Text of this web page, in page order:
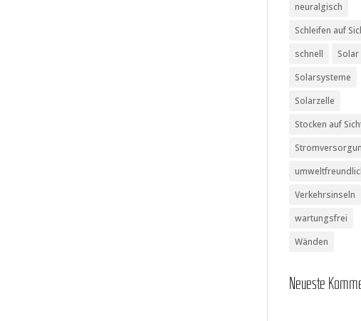
neuralgisch
Schleifen auf
schnell
Solar
Solarsysteme
Solarzelle
Stocken auf
Verkehrsinseln
wartungsfrei
Wänden
Neu­es­te